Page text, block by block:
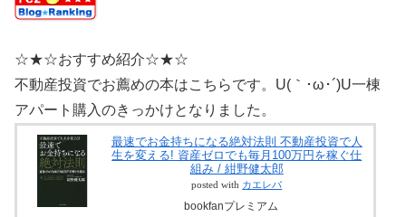
☆★☆おすすめ紹介☆★☆
不動産投資でお薦めの本はこちらです。U(｀･ω･´)U一棟
アパート購入のきっかけとなりました。
最速でお金持ちになる絶対法則 不動産投資で人
生を変える! 資産ゼロでも毎月100万円を稼ぐ仕
組み / 紺野健太郎
posted with カエレバ
bookfanプレミアム